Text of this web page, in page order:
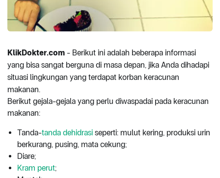
KlikDokter.com - Berikut ini adalah beberapa informasi
yang bisa sangat berguna di masa depan, jika Anda dihadapi
situasi lingkungan yang terdapat korban keracunan
makanan.
Berikut gejala-gejala yang perlu diwaspadai pada keracunan
makanan:
Tanda-tanda dehidrasi seperti: mulut kering, produksi urin
berkurang, pusing, mata cekung;
Diare;
Kram perut;